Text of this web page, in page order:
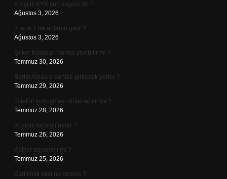
6 kişilik KYK yurt kaçıncı tip ?
Ağustos 3, 2026
3 tane 7 ne anlama gelir ?
Ağustos 3, 2026
Şeker hastaları hurma yiyebilir mi ?
Temmuz 30, 2026
Bartın Amasra denize girilecek yerler ?
Temmuz 29, 2026
Telefon konuşması dinlenebilir mi ?
Temmuz 28, 2026
Kozmik topoloji nedir ?
Temmuz 26, 2026
Kalker dayanıklı mı ?
Temmuz 25, 2026
Kart limiti eksi ne demek ?